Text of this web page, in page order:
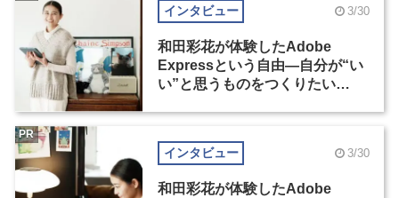
インタビュー 3/30
和田彩花が体験したAdobe
Expressという自由―自分が“い
い”と思うものをつくりたい
インタビュー 3/30
和田彩花が体験したAdobe
PR